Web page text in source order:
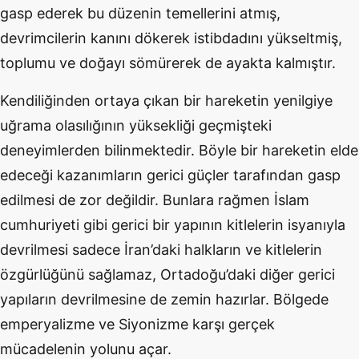
gasp ederek bu düzenin temellerini atmış,
devrimcilerin kanını dökerek istibdadını yükseltmiş,
toplumu ve doğayı sömürerek de ayakta kalmıştır.
Kendiliğinden ortaya çıkan bir hareketin yenilgiye
uğrama olasılığının yüksekliği geçmişteki
deneyimlerden bilinmektedir. Böyle bir hareketin elde
edeceği kazanımların gerici güçler tarafından gasp
edilmesi de zor değildir. Bunlara rağmen İslam
cumhuriyeti gibi gerici bir yapının kitlelerin isyanıyla
devrilmesi sadece İran’daki halkların ve kitlelerin
özgürlüğünü sağlamaz, Ortadoğu’daki diğer gerici
yapıların devrilmesine de zemin hazırlar. Bölgede
emperyalizme ve Siyonizme karşı gerçek
mücadelenin yolunu açar.